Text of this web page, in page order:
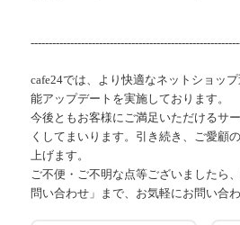
cafe24では、より快適なネットショッ
能アップデートを実施しております。
今後ともお客様にご満足いただけるサ
くしてまいります。引き続き、ご愛顧
上げます。
ご不便・ご不明な点等ございましたら
問い合わせ」まで、お気軽にお問い合わ